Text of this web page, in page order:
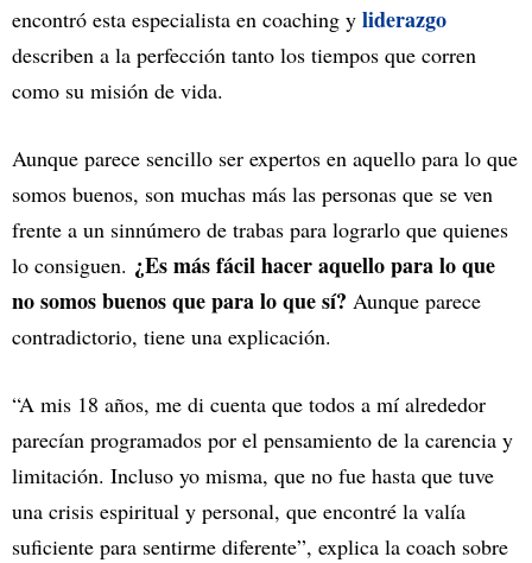
encontró esta especialista en coaching y liderazgo
describen a la perfección tanto los tiempos que corren
como su misión de vida.
Aunque parece sencillo ser expertos en aquello para lo que
somos buenos, son muchas más las personas que se ven
frente a un sinnúmero de trabas para lograrlo que quienes
lo consiguen. ¿Es más fácil hacer aquello para lo que
no somos buenos que para lo que sí? Aunque parece
contradictorio, tiene una explicación.
“A mis 18 años, me di cuenta que todos a mí alrededor
parecían programados por el pensamiento de la carencia y
limitación. Incluso yo misma, que no fue hasta que tuve
una crisis espiritual y personal, que encontré la valía
suficiente para sentirme diferente”, explica la coach sobre